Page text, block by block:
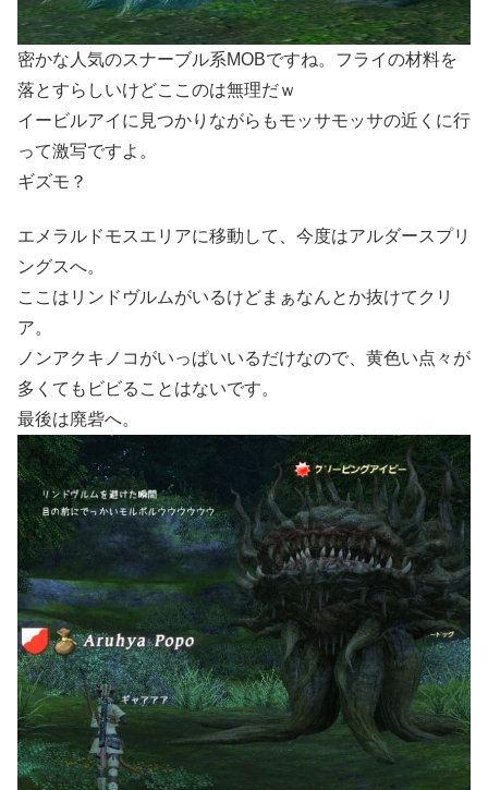
密かな人気のスナーブル系MOBですね。フライの材料を
落とすらしいけどここのは無理だｗ
イービルアイに見つかりながらもモッサモッサの近くに行
って激写ですよ。
ギズモ？
エメラルドモスエリアに移動して、今度はアルダースプリ
ングスへ。
ここはリンドヴルムがいるけどまぁなんとか抜けてクリ
ア。
ノンアクキノコがいっぱいいるだけなので、黄色い点々が
多くてもビビることはないです。
最後は廃砦へ。